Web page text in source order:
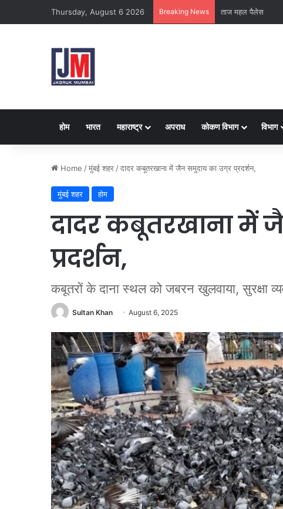
Thursday, August 6 2026 Breaking News क्राइम ब्रांच कक्ष-2
होम भारत महाराष्ट्र अपराध कोकण विभाग विभाग
Home /मुंबई शहर /दादर कबूतरखाना में जैन समुदाय का उग्र प्रदर्शन,
मुंबई शहर होम
दादर कबूतरखाना में
प्रदर्शन,
कबूतरों के दाना स्थल को जबरन खुलवाया, सुरक्षा
Sultan Khan August 6, 2025